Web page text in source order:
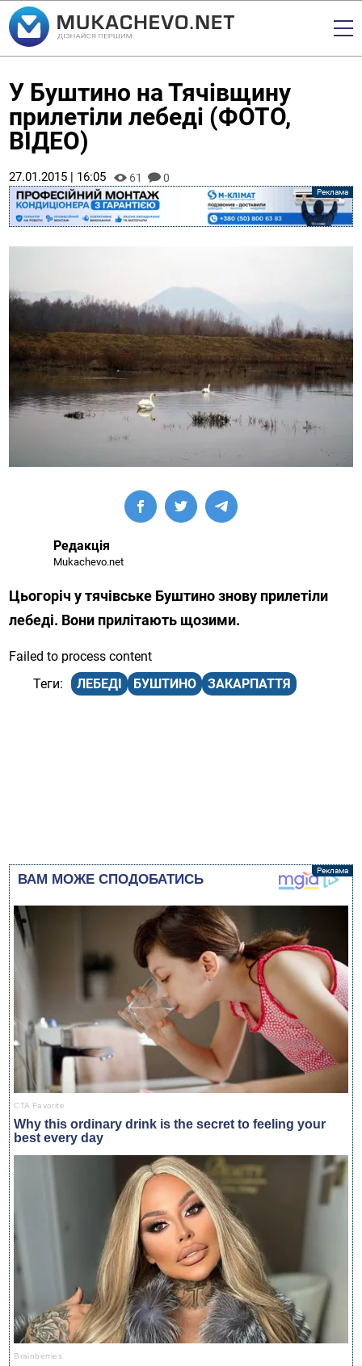
У Буштино на Тячівщину
прилетіли лебеді (ФОТО,
ВІДЕО)
27.01.2015 | 16:05 61 0
Редакція
Mukachevo.net
Цьогоріч у тячівське Буштино знову прилетіли
лебеді. Вони прилітають щозими.
Failed to process content
ЛЕБЕДІ
БУШТИНО ЗАКАРПАТТЯ